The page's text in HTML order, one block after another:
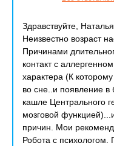
Здравствуйте,
Неизвестно возраст
Причинами
контакт с
характера (К
во сне..и появление в
кашле Центрального
мозговой
причин. Мои
Робота с психологом.